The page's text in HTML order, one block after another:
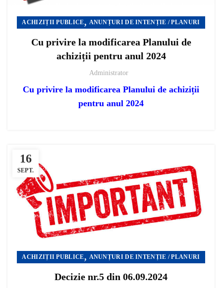
ACHIZIȚII PUBLICE, ANUNȚURI DE INTENȚIE / PLANURI
Cu privire la modificarea Planului de
achiziții pentru anul 2024
Administrator
Cu privire la modificarea Planului de achiziții
pentru anul 2024
16
SEPT.
ACHIZIȚII PUBLICE, ANUNȚURI DE INTENȚIE / PLANURI
Decizie nr.5 din 06.09.2024